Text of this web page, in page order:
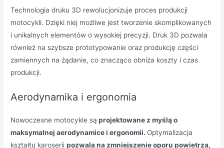
Technologia druku 3D rewolucjonizuje proces produkcji
motocykli. Dzięki niej możliwe jest tworzenie skomplikowanych
i unikalnych elementów o wysokiej precyzji. Druk 3D pozwala
również na szybsze prototypowanie oraz produkcję części
zamiennych na żądanie, co znacząco obniża koszty i czas
produkcji.
Aerodynamika i ergonomia
Nowoczesne motocykle są projektowane z myślą o
maksymalnej aerodynamice i ergonomii. Optymalizacja
kształtu karoseriipozwala na zmniejszenie oporu powietrza,